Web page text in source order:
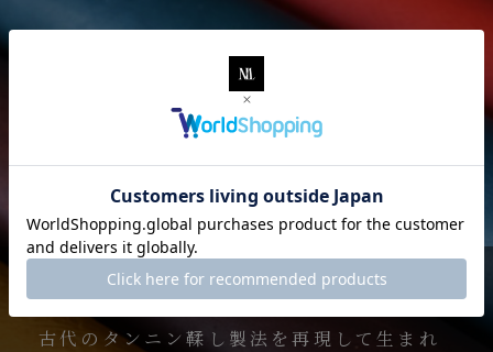
古代のタンニン鞣し製法を再現して生まれ